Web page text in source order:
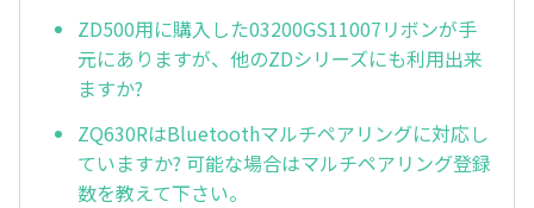
ZD500用に購入した03200GS11007リボンが手
元にありますが、他のZDシリーズにも利用出来
ますか?
ZQ630RはBluetoothマルチペアリングに対応し
ていますか? 可能な場合はマルチペアリング登録
数を教えて下さい。